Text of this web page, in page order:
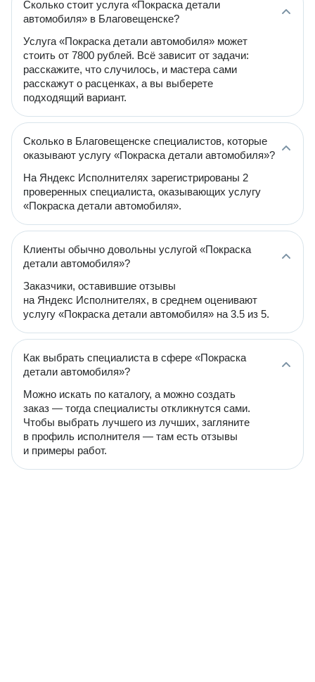
Сколько стоит услуга «Покраска детали
автомобиля» в Благовещенске?
Услуга «Покраска детали автомобиля» может
стоить от 7800 рублей. Всё зависит от задачи:
расскажите, что случилось, и мастера сами
расскажут о расценках, а вы выберете
подходящий вариант.
Сколько в Благовещенске специалистов, которые
оказывают услугу «Покраска детали автомобиля»?
На Яндекс Исполнителях зарегистрированы 2
проверенных специалиста, оказывающих услугу
«Покраска детали автомобиля».
Клиенты обычно довольны услугой «Покраска
детали автомобиля»?
Заказчики, оставившие отзывы
на Яндекс Исполнителях, в среднем оценивают
услугу «Покраска детали автомобиля» на 3.5 из 5.
Как выбрать специалиста в сфере «Покраска
детали автомобиля»?
Можно искать по каталогу, а можно создать
заказ — тогда специалисты откликнутся сами.
Чтобы выбрать лучшего из лучших, загляните
в профиль исполнителя — там есть отзывы
и примеры работ.